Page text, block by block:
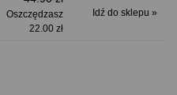
Oszczędzasz
22.00 zł
Idź do sklepu »